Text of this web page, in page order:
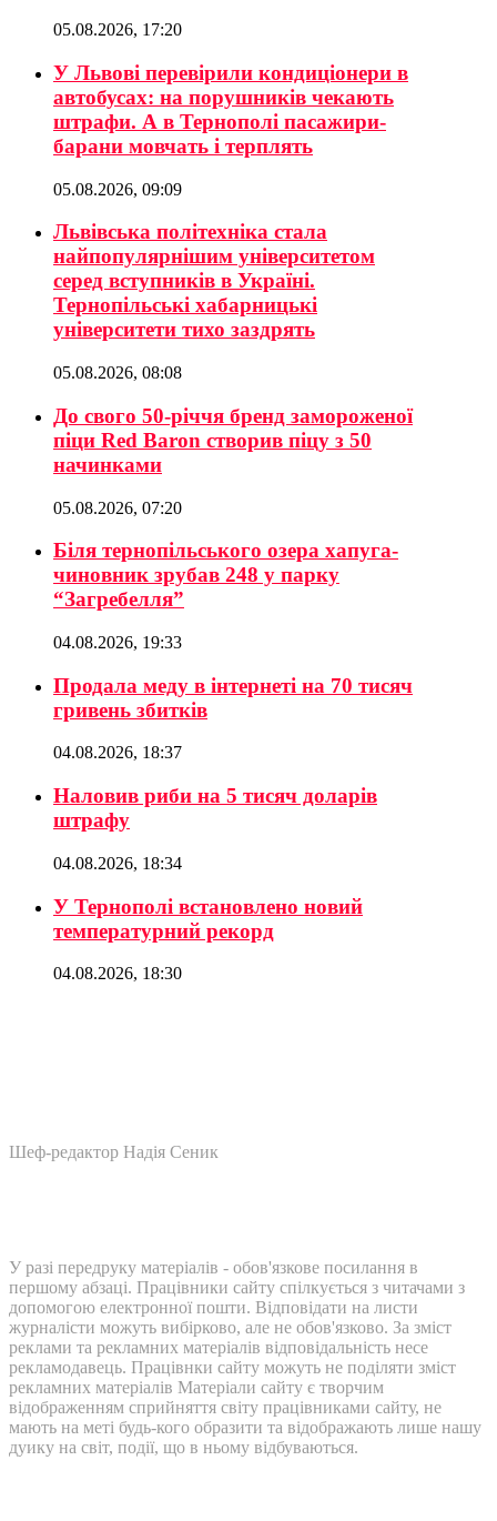
05.08.2026, 17:20
У Львові перевірили кондиціонери в
автобусах: на порушників чекають
штрафи. А в Тернополі пасажири-
барани мовчать і терплять
05.08.2026, 09:09
Львівська політехніка стала
найпопулярнішим університетом
серед вступників в Україні.
Тернопільські хабарницькі
університети тихо заздрять
05.08.2026, 08:08
До свого 50-річчя бренд замороженої
піци Red Baron створив піцу з 50
начинками
05.08.2026, 07:20
Біля тернопільського озера хапуга-
чиновник зрубав 248 у парку
“Загребелля”
04.08.2026, 19:33
Продала меду в інтернеті на 70 тисяч
гривень збитків
04.08.2026, 18:37
Наловив риби на 5 тисяч доларів
штрафу
04.08.2026, 18:34
У Тернополі встановлено новий
температурний рекорд
04.08.2026, 18:30
Шеф-редактор Надія Сеник
У разі передруку матеріалів - обов'язкове посилання в
першому абзаці. Працівники сайту спілкується з читачами з
допомогою електронної пошти. Відповідати на листи
журналісти можуть вибірково, але не обов'язково. За зміст
реклами та рекламних матеріалів відповідальність несе
рекламодавець. Працівнки сайту можуть не поділяти зміст
рекламних матеріалів Матеріали сайту є творчим
відображенням сприйняття світу працівниками сайту, не
мають на меті будь-кого образити та відображають лише нашу
дуику на світ, події, що в ньому відбуваються.